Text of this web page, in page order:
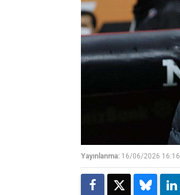
Yayınlanma: 16/06/2026 16:16